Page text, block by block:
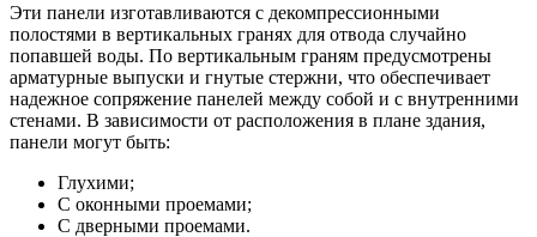
Эти панели изготавливаются с декомпрессионными
полостями в вертикальных гранях для отвода случайно
попавшей воды. По вертикальным граням предусмотрены
арматурные выпуски и гнутые стержни, что обеспечивает
надежное сопряжение панелей между собой и с внутренними
стенами. В зависимости от расположения в плане здания,
панели могут быть:
Глухими;
С оконными проемами;
С дверными проемами.